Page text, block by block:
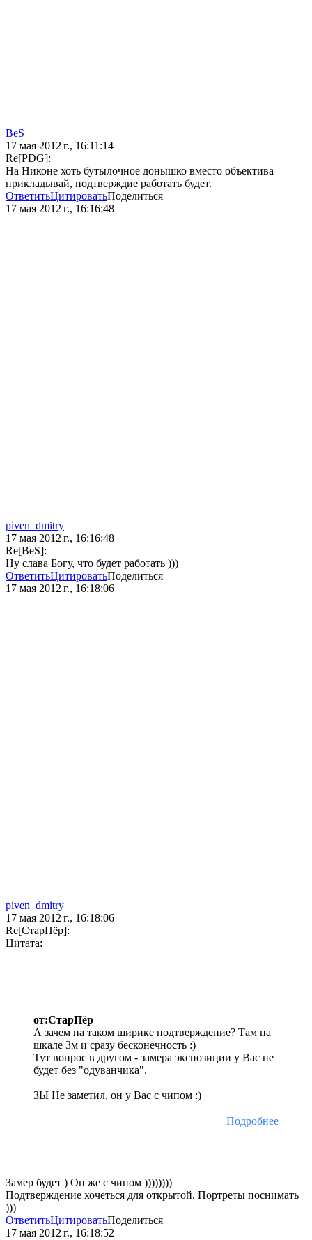
BeS
17 мая 2012 г., 16:11:14
Re[PDG]:
На Никоне хоть бутылочное донышко вместо объектива
прикладывай, подтверждие работать будет.
ОтветитьЦитироватьПоделиться
17 мая 2012 г., 16:16:48
piven_dmitry
17 мая 2012 г., 16:16:48
Re[BeS]:
Ну слава Богу, что будет работать )))
ОтветитьЦитироватьПоделиться
17 мая 2012 г., 16:18:06
piven_dmitry
17 мая 2012 г., 16:18:06
Re[СтарПёр]:
Цитата:
от:СтарПёр
А зачем на таком ширике подтверждение? Там на
шкале 3м и сразу бесконечность :)
Тут вопрос в другом - замера экспозиции у Вас не
будет без "одуванчика".
ЗЫ Не заметил, он у Вас с чипом :)
Подробнее
Замер будет ) Он же с чипом ))))))))
Подтверждение хочеться для открытой. Портреты поснимать
)))
ОтветитьЦитироватьПоделиться
17 мая 2012 г., 16:18:52